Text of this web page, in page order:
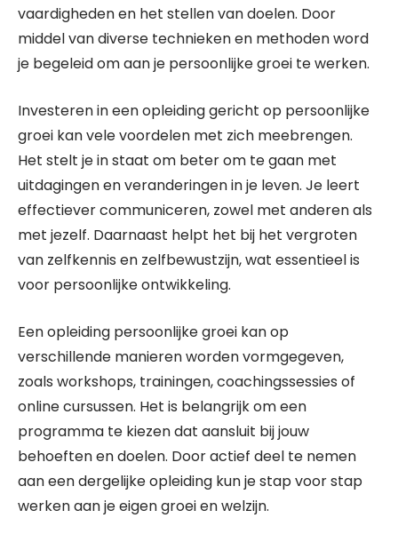
vaardigheden en het stellen van doelen. Door
middel van diverse technieken en methoden word
je begeleid om aan je persoonlijke groei te werken.
Investeren in een opleiding gericht op persoonlijke
groei kan vele voordelen met zich meebrengen.
Het stelt je in staat om beter om te gaan met
uitdagingen en veranderingen in je leven. Je leert
effectiever communiceren, zowel met anderen als
met jezelf. Daarnaast helpt het bij het vergroten
van zelfkennis en zelfbewustzijn, wat essentieel is
voor persoonlijke ontwikkeling.
Een opleiding persoonlijke groei kan op
verschillende manieren worden vormgegeven,
zoals workshops, trainingen, coachingssessies of
online cursussen. Het is belangrijk om een
programma te kiezen dat aansluit bij jouw
behoeften en doelen. Door actief deel te nemen
aan een dergelijke opleiding kun je stap voor stap
werken aan je eigen groei en welzijn.